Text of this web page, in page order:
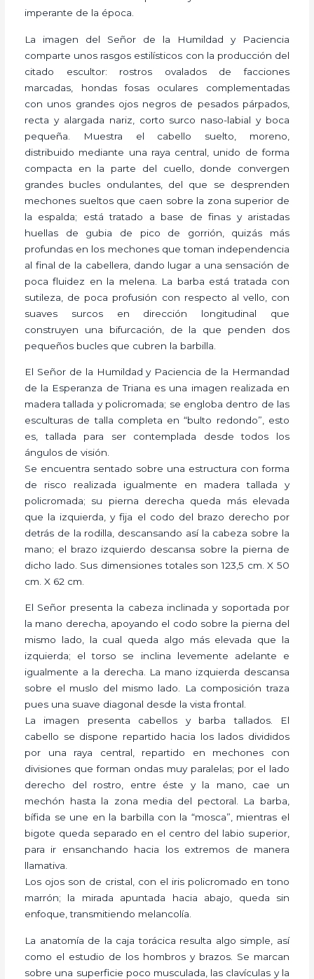
imperante de la época.
La imagen del Señor de la Humildad y Paciencia
comparte unos rasgos estilísticos con la producción del
citado escultor: rostros ovalados de facciones
marcadas, hondas fosas oculares complementadas
con unos grandes ojos negros de pesados párpados,
recta y alargada nariz, corto surco naso-labial y boca
pequeña. Muestra el cabello suelto, moreno,
distribuido mediante una raya central, unido de forma
compacta en la parte del cuello, donde convergen
grandes bucles ondulantes, del que se desprenden
mechones sueltos que caen sobre la zona superior de
la espalda; está tratado a base de finas y aristadas
huellas de gubia de pico de gorrión, quizás más
profundas en los mechones que toman independencia
al final de la cabellera, dando lugar a una sensación de
poca fluidez en la melena. La barba está tratada con
sutileza, de poca profusión con respecto al vello, con
suaves surcos en dirección longitudinal que
construyen una bifurcación, de la que penden dos
pequeños bucles que cubren la barbilla.
El Señor de la Humildad y Paciencia de la Hermandad
de la Esperanza de Triana es una imagen realizada en
madera tallada y policromada; se engloba dentro de las
esculturas de talla completa en “bulto redondo”, esto
es, tallada para ser contemplada desde todos los
ángulos de visión.
Se encuentra sentado sobre una estructura con forma
de risco realizada igualmente en madera tallada y
policromada; su pierna derecha queda más elevada
que la izquierda, y fija el codo del brazo derecho por
detrás de la rodilla, descansando así la cabeza sobre la
mano; el brazo izquierdo descansa sobre la pierna de
dicho lado. Sus dimensiones totales son 123,5 cm. X 50
cm. X 62 cm.
El Señor presenta la cabeza inclinada y soportada por
la mano derecha, apoyando el codo sobre la pierna del
mismo lado, la cual queda algo más elevada que la
izquierda; el torso se inclina levemente adelante e
igualmente a la derecha. La mano izquierda descansa
sobre el muslo del mismo lado. La composición traza
pues una suave diagonal desde la vista frontal.
La imagen presenta cabellos y barba tallados. El
cabello se dispone repartido hacia los lados divididos
por una raya central, repartido en mechones con
divisiones que forman ondas muy paralelas; por el lado
derecho del rostro, entre éste y la mano, cae un
mechón hasta la zona media del pectoral. La barba,
bífida se une en la barbilla con la “mosca”, mientras el
bigote queda separado en el centro del labio superior,
para ir ensanchando hacia los extremos de manera
llamativa.
Los ojos son de cristal, con el iris policromado en tono
marrón; la mirada apuntada hacia abajo, queda sin
enfoque, transmitiendo melancolía.
La anatomía de la caja torácica resulta algo simple, así
como el estudio de los hombros y brazos. Se marcan
sobre una superficie poco musculada, las clavículas y la